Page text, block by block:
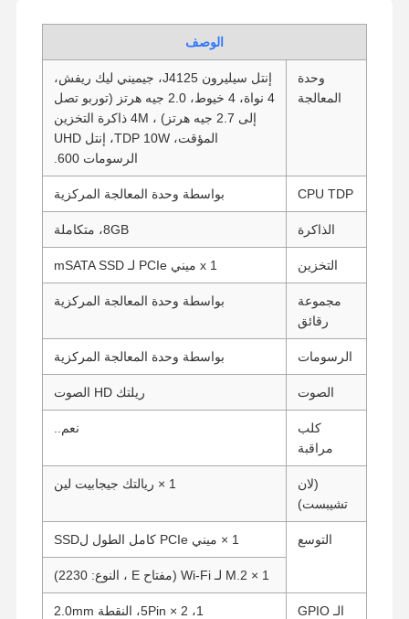
الوصف
وحدة
المعالجة
إنتل سيليرون J4125، جيميني ليك ريفش،
4 نواة، 4 خيوط، 2.0 جيه هرتز (توربو تصل
إلى 2.7 جيه هرتز) ، 4M ذاكرة التخزين
المؤقت، TDP 10W، إنتل UHD
الرسومات 600.
CPU TDP بواسطة وحدة المعالجة المركزية
الذاكرة 8GB، متكاملة
التخزين 1 x ميني PCIe لـ mSATA SSD
مجموعة
رقائق
بواسطة وحدة المعالجة المركزية
الرسومات بواسطة وحدة المعالجة المركزية
الصوت ريلتك HD الصوت
كلب
مراقبة
نعم..
(لان
تشيبست)
1 × ريالتك جيجابيت لين
التوسع 1 × ميني PCIe كامل الطول لSSD
1 × M.2 لـ Wi-Fi (مفتاح E ، النوع: 2230)
الـ GPIO 1، 2 × 5Pin، النقطة 2.0mm